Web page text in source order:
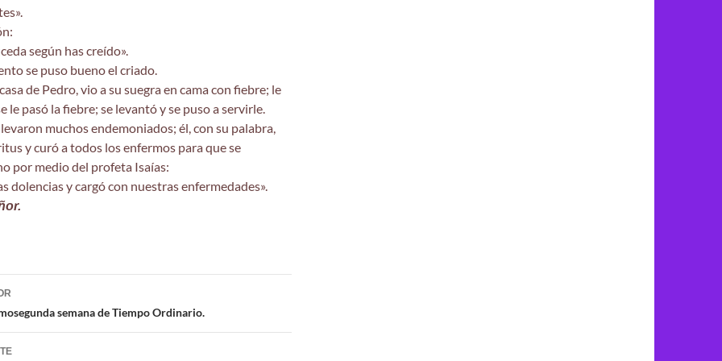
según has creído».
se puso bueno el criado.
de Pedro, vio a su suegra en cama con fiebre; le
le pasó la fiebre; se levantó y se puso a servirle.
muchos endemoniados; él, con su palabra,
y curó a todos los enfermos para que se
por medio del profeta Isaías:
dolencias y cargó con nuestras enfermedades».
semana de Tiempo Ordinario.